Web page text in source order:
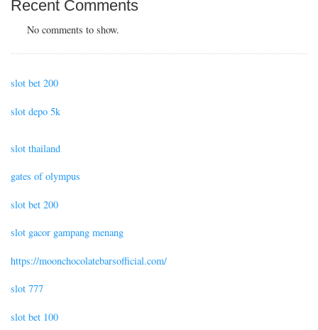
Recent Comments
No comments to show.
slot bet 200
slot depo 5k
slot thailand
gates of olympus
slot bet 200
slot gacor gampang menang
https://moonchocolatebarsofficial.com/
slot 777
slot bet 100